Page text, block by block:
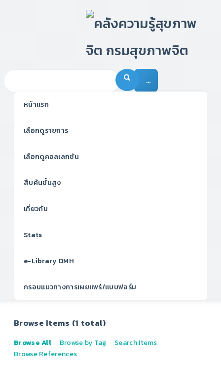
…
หน้าแรก
เลือกดูรายการ
เลือกดูคอลเลกชัน
สืบค้นขั้นสูง
เกี่ยวกับ
Stats
e-Library DMH
กรอบแนวทางการเผยแพร่/แบบฟอร์ม
Browse Items (1 total)
Browse All Browse by Tag
Search Items
Browse References